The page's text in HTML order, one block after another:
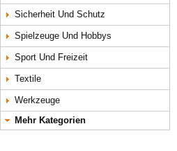
Sicherheit Und Schutz
Spielzeuge Und Hobbys
Sport Und Freizeit
Textile
Werkzeuge
Mehr Kategorien